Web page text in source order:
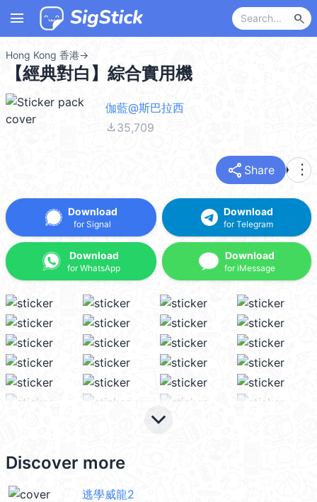
menu search
Hong Kong 香港→
【經典對白】綜合實用機
伽藍@斯巴拉西
file_download35,709
share Share more_vert
Download
for Signal
Download
for WhatsApp
Download
for Telegram
Download
for iMessage
keyboard_arrow_down
Discover more
逃學威龍2